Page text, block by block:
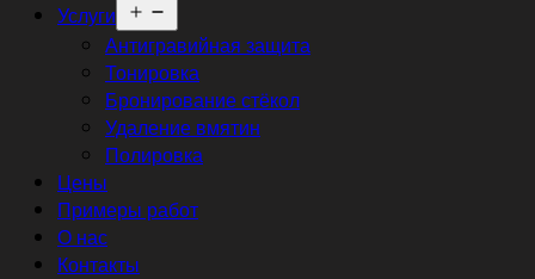
Услуги
меню
Антигравийная защита
Тонировка
Бронирование стёкол
Удаление вмятин
Полировка
Цены
Примеры работ
О нас
Контакты